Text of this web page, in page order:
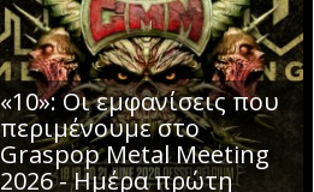
«10»: Οι εμφανίσεις που
περιμένουμε στο
Graspop Metal Meeting
2026 - Ημέρα πρώτη